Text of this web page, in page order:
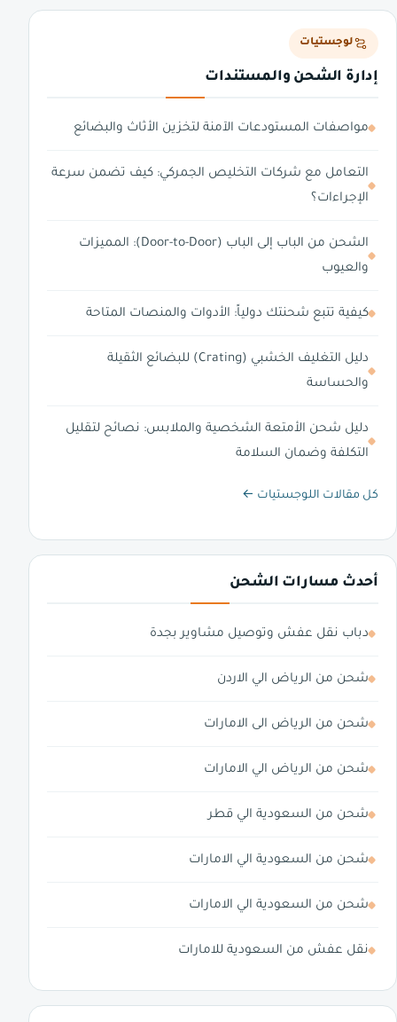
لوجستيات
إدارة الشحن والمستندات
مواصفات المستودعات الآمنة لتخزين الأثاث والبضائع
التعامل مع شركات التخليص الجمركي: كيف تضمن سرعة
الإجراءات؟
الشحن من الباب إلى الباب (Door-to-Door): المميزات
والعيوب
كيفية تتبع شحنتك دولياً: الأدوات والمنصات المتاحة
دليل التغليف الخشبي (Crating) للبضائع الثقيلة
والحساسة
دليل شحن الأمتعة الشخصية والملابس: نصائح لتقليل
التكلفة وضمان السلامة
كل مقالات اللوجستيات ←
أحدث مسارات الشحن
دباب نقل عفش وتوصيل مشاوير بجدة
شحن من الرياض الي الاردن
شحن من الرياض الى الامارات
شحن من الرياض الي الامارات
شحن من السعودية الي قطر
شحن من السعودية الي الامارات
شحن من السعودية الي الامارات
نقل عفش من السعودية للامارات